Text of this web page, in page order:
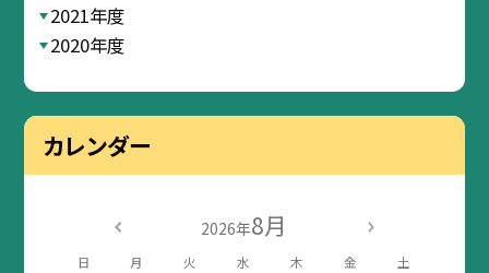
2021年度
2020年度
カレンダー
2026年8月
日 月 火 水 木 金 土